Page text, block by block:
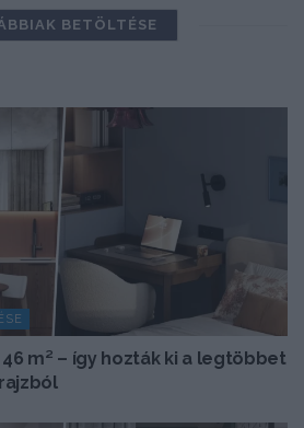
BETÖLTÉSE
46 m² – így hozták ki a legtöbbet